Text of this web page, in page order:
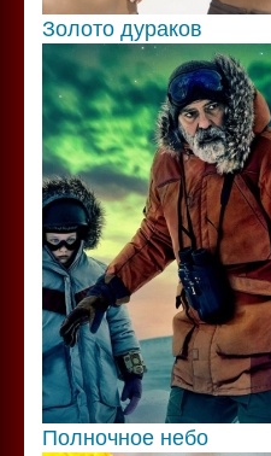
Золото дураков
Полночное небо